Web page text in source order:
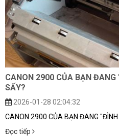
CANON 2900 CỦA BẠN ĐANG
SẤY?
2026-01-28 02:04:32
CANON 2900 CỦA BẠN ĐANG "ĐÌNH
Đọc tiếp